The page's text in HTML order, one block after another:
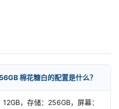
棉花糖白的配置是什么？
，存储：256GB，屏幕：